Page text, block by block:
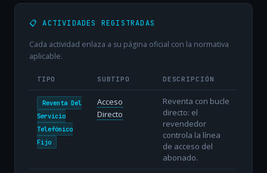
📋 ACTIVIDADES REGISTRADAS
Cada actividad enlaza a su página oficial con la normativa
aplicable.
TIPO SUBTIPO DESCRIPCIÓN
Reventa Del
Servicio
Telefónico
Fijo
Acceso
Directo
Reventa con bucle
directo: el
revendedor
controla la línea
de acceso del
abonado.